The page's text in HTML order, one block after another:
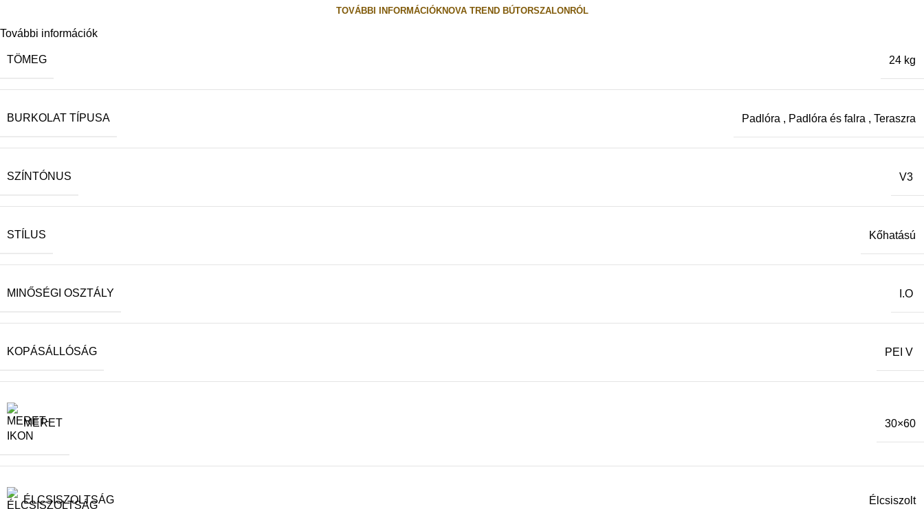
TOVÁBBI INFORMÁCIÓKNOVA TREND BÚTORSZALONRÓL
További információk
TÖMEG 24 kg
BURKOLAT TÍPUSA Padlóra , Padlóra és falra , Teraszra
SZÍNTÓNUS V3
STÍLUS Kőhatású
MINŐSÉGI OSZTÁLY I.O
KOPÁSÁLLÓSÁG PEI V
MÉRET 30×60
ÉLCSISZOLTSÁG Élcsiszolt